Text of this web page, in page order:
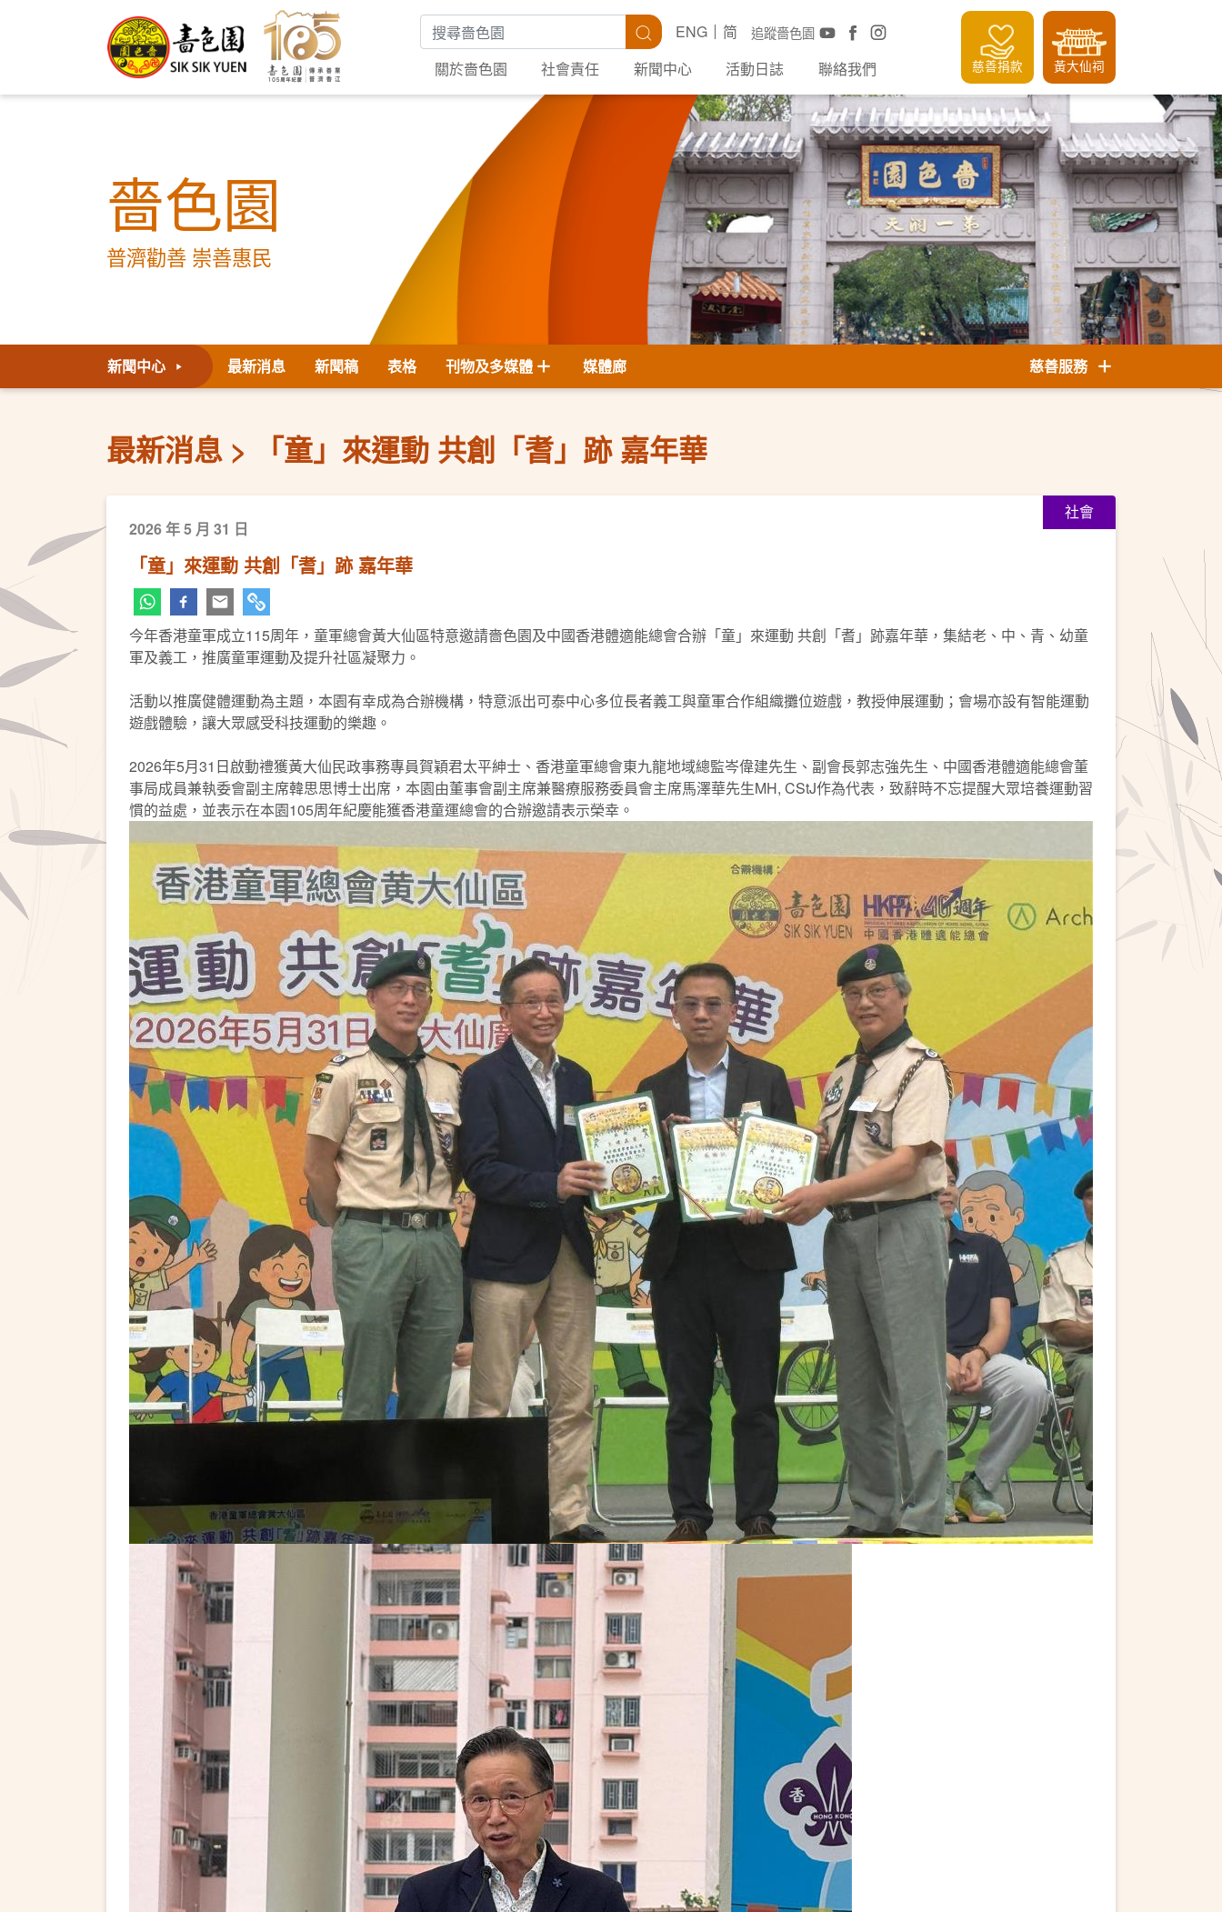
搜尋關鍵字 搜尋 追蹤嗇色園
ENG
简
關於嗇色園
社會責任 新聞中心 活動日誌 聯絡我們 慈善捐款 黃大仙祠
嗇色園
普濟勸善 崇善惠民
新聞中心 最新消息 新聞稿 表格 刊物及多媒體 媒體廊 慈善服務
最新消息 「童」來運動 共創「耆」跡 嘉年華
社會
2026 年 5 月 31 日
「童」來運動 共創「耆」跡 嘉年華
今年香港童軍成立115周年，童軍總會黃大仙區特意邀請嗇色園及中國香港體適能總會合辦「童」來運動 共創「耆」跡嘉年華，集結老、中、青、幼童
軍及義工，推廣童軍運動及提升社區凝聚力。
活動以推廣健體運動為主題，本園有幸成為合辦機構，特意派出可泰中心多位長者義工與童軍合作組織攤位遊戲，教授伸展運動；會場亦設有智能運動
遊戲體驗，讓大眾感受科技運動的樂趣。
2026年5月31日啟動禮獲黃大仙民政事務專員賀穎君太平紳士、香港童軍總會東九龍地域總監岑偉建先生、副會長郭志強先生、中國香港體適能總會董
事局成員兼執委會副主席韓思思博士出席，本園由董事會副主席兼醫療服務委員會主席馬澤華先生MH, CStJ作為代表，致辭時不忘提醒大眾培養運動習
慣的益處，並表示在本園105周年紀慶能獲香港童運總會的合辦邀請表示榮幸。